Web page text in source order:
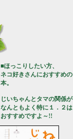
■ほっこりしたい方、
ネコ好きさんにおすすめの
本。
じいちゃんとタマの関係が
なんともよく特に１．２は
おすすめですよ～!!